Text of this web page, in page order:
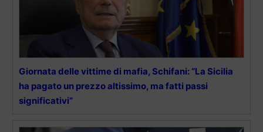
Giornata delle vittime di mafia, Schifani: “La Sicilia
ha pagato un prezzo altissimo, ma fatti passi
significativi”